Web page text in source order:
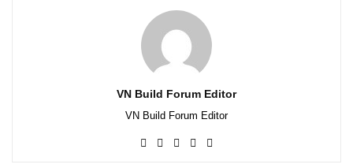
VN Build Forum Editor
VN Build Forum Editor